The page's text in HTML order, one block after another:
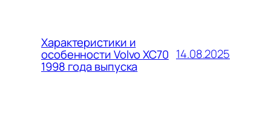
Характеристики и
особенности Volvo XC70
1998 года выпуска
14.08.2025